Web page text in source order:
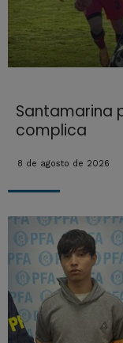
Santamarina
complica
8 de agosto de 2026